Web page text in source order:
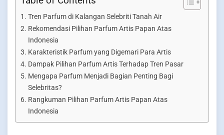
Tren Parfum di Kalangan Selebriti Tanah Air
Rekomendasi Pilihan Parfum Artis Papan Atas
Indonesia
Karakteristik Parfum yang Digemari Para Artis
Dampak Pilihan Parfum Artis Terhadap Tren Pasar
Mengapa Parfum Menjadi Bagian Penting Bagi
Selebritas?
Rangkuman Pilihan Parfum Artis Papan Atas
Indonesia